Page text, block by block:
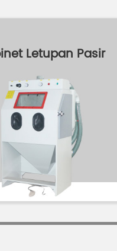
Letupan Pasir